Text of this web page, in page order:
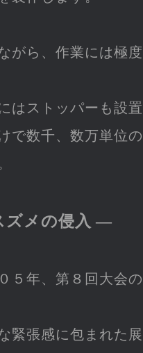
がら、作業には極
はストッパーも設
で数千、数万単位
メの侵入 ―
５年、第８回大会の
緊張感に包まれた